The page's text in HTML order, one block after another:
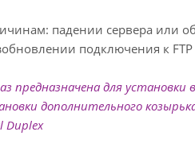
падении сервера или
подключения к FTP
предназначена для
дополнительного
Duplex